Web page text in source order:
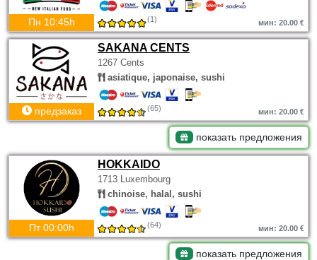
Пн 10:45h (1) мин: 20.00 €
SAKANA CENTS
1267 Cents
asiatique, japonaise, sushi
предзаказ (65) мин: 20.00 €
показать предложения
HOKKAIDO
1713 Luxembourg
chinoise, halal, sushi
Пт 00:00h (64) мин: 20.00 €
показать предложения